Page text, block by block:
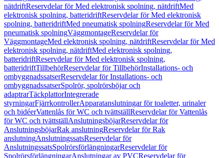
nätdriftReservdelar för Med elektronisk spolning, nätdriftMed
elektronisk spolning, batteridriftReservdelar för Med elektronisk
spolning, batteridriftMed pneumatisk spolningReservdelar för Med
pneumatisk spolningVäggmontageReservdelar för
VäggmontageMed elektronisk spolning, nätdriftReservdelar för Med
elektronisk spolning, nätdriftMed elektronisk spolning,
batteridriftReservdelar för Med elektronisk spolning,
batteridriftTillbehörReservdelar för TillbehörInstallations- och
ombyggnadssatserReservdelar för Installations- och
ombyggnadssatserSpolrör, spolrörsböjar och
adaptrarTäckplattorIntegrerade
styrningarFjärrkontrollerApparatanslutningar för toaletter, urinaler
och bidéerVattenlås för WC och tvättställReservdelar för Vattenlås
för WC och tvättställAnslutningsböjarReservdelar för
AnslutningsböjarRak anslutningReservdelar för Rak
anslutningAnslutningssatsReservdelar för
AnslutningssatsSpolrörsförlängningarReservdelar för
SpolrörsförlängningarAnslutningar av PVCReservdelar för